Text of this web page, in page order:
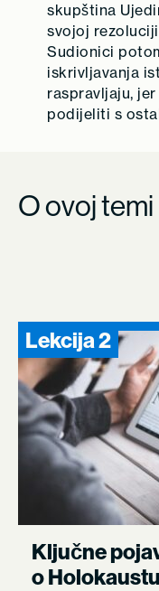
skupština
svojoj
Sudionici
iskrivljavanja
raspravljaju,
podijeliti s
O ovoj temi
Lekcija 2
Ključne
o Holokaustu